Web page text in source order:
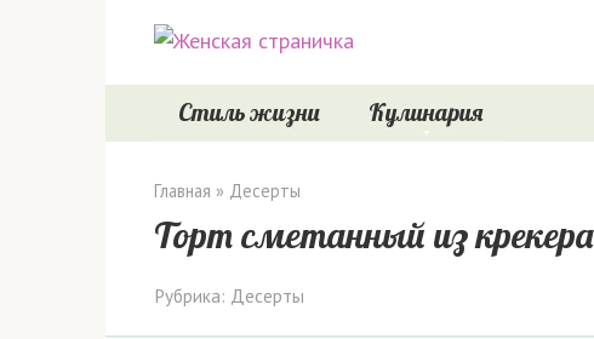
Стиль жизни Кулинария
Главная » Десерты
Торт сметанный из крекера
Рубрика: Десерты